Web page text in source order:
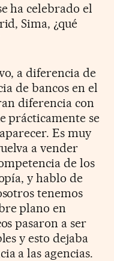
ha celebrado el
Sima, ¿qué
a diferencia de
de bancos en el
diferencia con
prácticamente se
Es muy
a vender
de los
y hablo de
tenemos
plano en
pasaron a ser
y esto dejaba
a las agencias.